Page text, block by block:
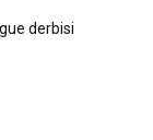
derbisi